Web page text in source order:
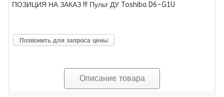
ПОЗИЦИЯ НА ЗАКАЗ !!! Пульт ДУ Toshiba D6-G1U
Позвонить для запроса цены
Описание товара